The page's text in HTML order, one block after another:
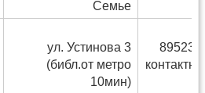
Семье
ул. Устинова 3
(библ.от метро
10мин)